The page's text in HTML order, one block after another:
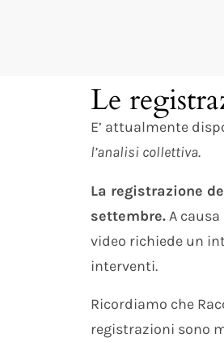
Le
E’ attualmente
l’analisi collettiva.
La registrazione
settembre.A
video richiede un
interventi.
Ricordiamo che
registrazioni sono